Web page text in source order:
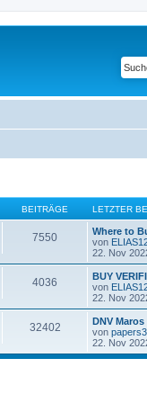
BEITRÄGE LETZTER
7550
Where to
von
22. Nov
4036
BUY
von
22. Nov
32402
DNV
von
22. Nov